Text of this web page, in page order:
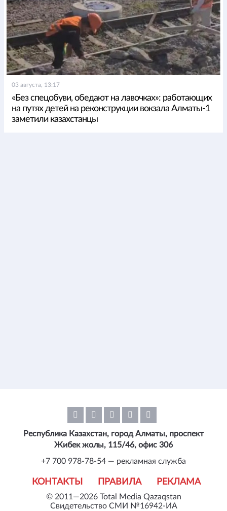
03 августа, 13:17
«Без спецобуви, обедают на лавочках»: работающих
на путях детей на реконструкции вокзала Алматы-1
заметили казахстанцы
© 2011—2026 Total Media Qazaqstan
Свидетельство СМИ №16942-ИА
КОНТАКТЫ ПРАВИЛА РЕКЛАМА
Республика Казахстан, город Алматы, проспект
Жибек жолы, 115/46, офис 306
+7 700 978-78-54 — рекламная служба